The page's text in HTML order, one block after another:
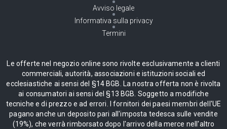
Avviso legale
Informativa sulla privacy
Termini
Le offerte nel negozio online sono rivolte esclusivamente a clienti
commerciali, autorità, associazioni e istituzioni sociali ed
ecclesiastiche ai sensi del §14 BGB. La nostra offerta non è rivolta
ai consumatori ai sensi del §13 BGB. Soggetto a modifiche
tecniche e di prezzo e ad errori. I fornitori dei paesi membri dell'UE
pagano anche un deposito pari all'imposta tedesca sulle vendite
(19%), che verrà rimborsato dopo l'arrivo della merce nell'altro